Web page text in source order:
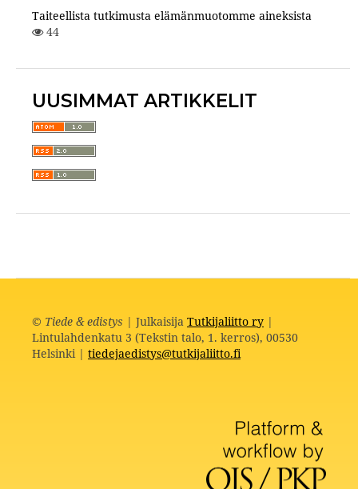
Taiteellista tutkimusta elämänmuotomme aineksista
44
UUSIMMAT ARTIKKELIT
© Tiede & edistys | Julkaisija Tutkijaliitto ry|
Lintulahdenkatu 3 (Tekstin talo, 1. kerros), 00530
Helsinki | tiedejaedistys@tutkijaliitto.fi